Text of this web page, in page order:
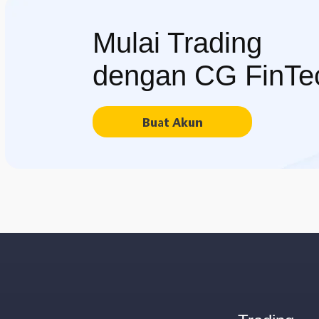
Mulai Trading
dengan CG
Buat Akun